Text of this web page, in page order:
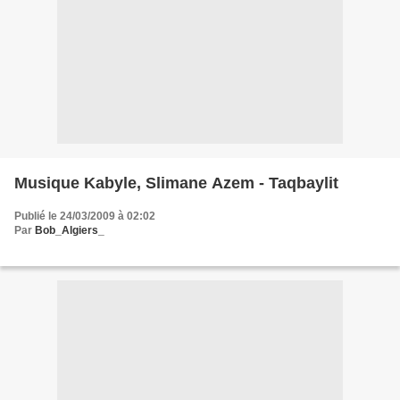
Musique Kabyle, Slimane Azem - Taqbaylit
Publié le 24/03/2009 à 02:02
Par Bob_Algiers_